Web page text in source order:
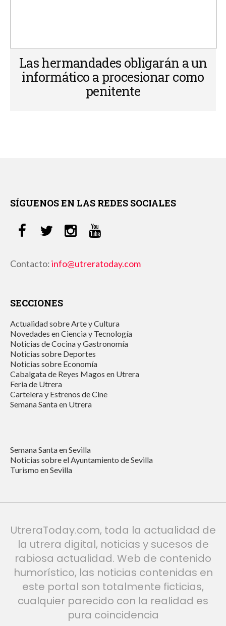
Las hermandades obligarán a un
informático a procesionar como
penitente
SÍGUENOS EN LAS REDES SOCIALES
Contacto:info@utreratoday.com
SECCIONES
Actualidad sobre Arte y Cultura
Novedades en Ciencia y Tecnología
Noticias de Cocina y Gastronomía
Noticias sobre Deportes
Noticias sobre Economía
Cabalgata de Reyes Magos en Utrera
Feria de Utrera
Cartelera y Estrenos de Cine
Semana Santa en Utrera
Semana Santa en Sevilla
Noticias sobre el Ayuntamiento de Sevilla
Turismo en Sevilla
UtreraToday.com, toda la actualidad de
la utrera digital, noticias y sucesos de
rabiosa actualidad. Web de contenido
humorístico, las noticias contenidas en
este portal son totalmente ficticias,
cualquier parecido con la realidad es
pura coincidencia